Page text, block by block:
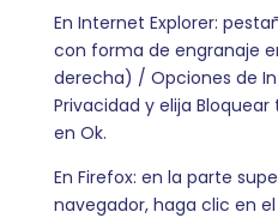
En Internet Explorer:
con forma de engranaje
derecha) / Opciones de
Privacidad y elija
en Ok.
En Firefox: en la parte
navegador, haga clic en